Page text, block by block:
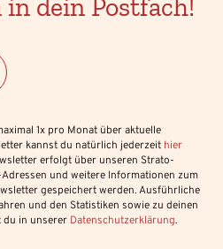
dein Postfach!
1x pro Monat über aktuelle
kannst du natürlich jederzeit hier
erfolgt über unseren Strato-
und weitere Informationen zum
gespeichert werden. Ausführliche
und den Statistiken sowie zu deinen
du in unserer Datenschutzerklärung.